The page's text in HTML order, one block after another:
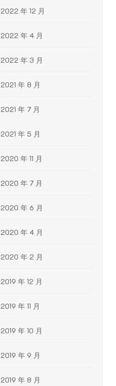
2022 年 12 月
2022 年 4 月
2022 年 3 月
2021 年 8 月
2021 年 7 月
2021 年 5 月
2020 年 11 月
2020 年 7 月
2020 年 6 月
2020 年 4 月
2020 年 2 月
2019 年 12 月
2019 年 11 月
2019 年 10 月
2019 年 9 月
2019 年 8 月